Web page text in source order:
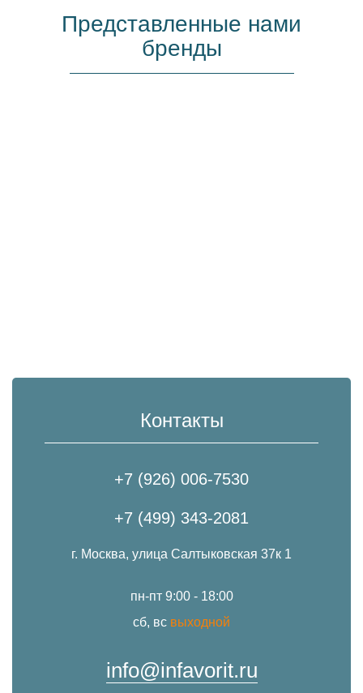
Представленные нами
бренды
Контакты
+7 (926) 006-7530
+7 (499) 343-2081
г. Москва, улица Салтыковская 37к 1
пн-пт 9:00 - 18:00
сб, вс выходной
info@infavorit.ru